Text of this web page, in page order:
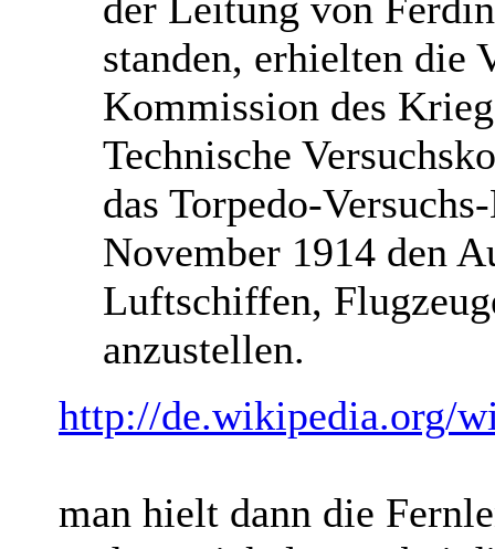
standen, erhielten die
Kommission des
Technische
das Torpedo-
November 1914 den
Luftschiffen,
anzustellen.
http://de.wikipedia.org/
man hielt dann die